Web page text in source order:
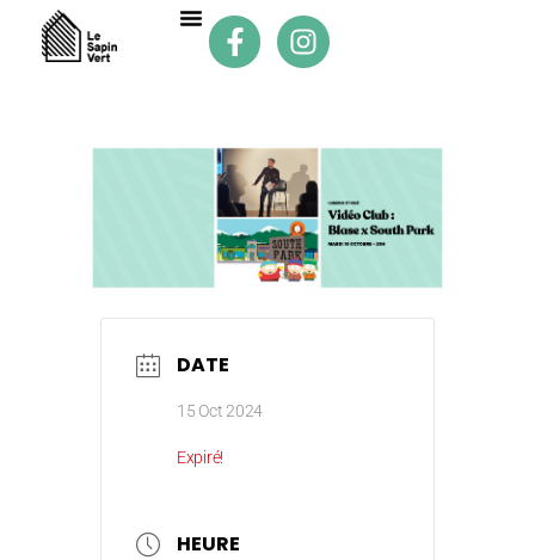
DATE
15 Oct 2024
Expiré!
HEURE